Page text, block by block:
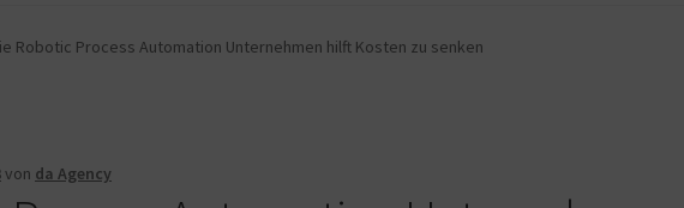
Datenschutz Impressum Kasse Mein Konto Shop Warenkorb
Robotic Process Automation Unternehmen hilft Kosten zu senken
von da Agency